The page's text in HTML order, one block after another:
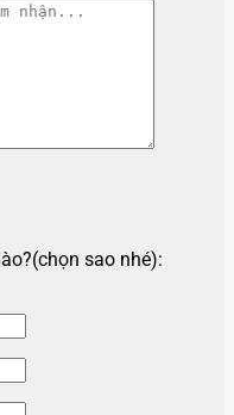
sao nhé):